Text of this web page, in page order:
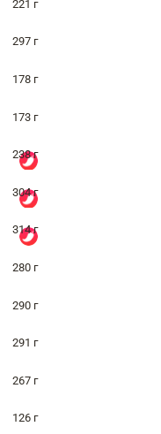
221 г
297 г
178 г
173 г
238 г
304 г
314 г
280 г
290 г
291 г
267 г
126 г